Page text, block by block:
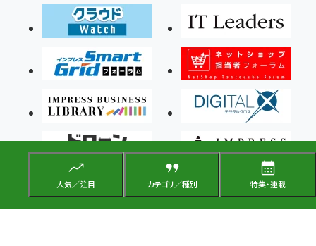
人気／注目 カテゴリ／種別 特集・連載